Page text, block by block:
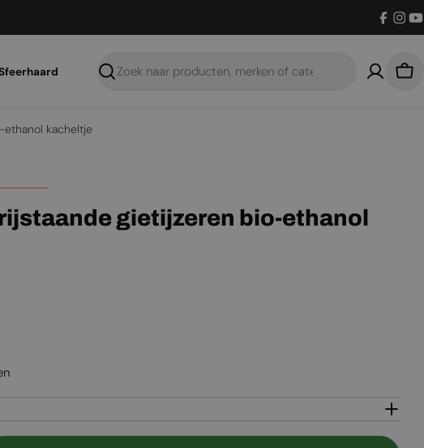
Zoeken
kacheltje
gietijzeren bio-ethanol